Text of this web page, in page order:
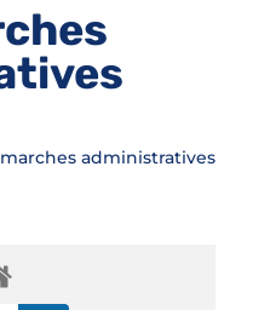
administratives